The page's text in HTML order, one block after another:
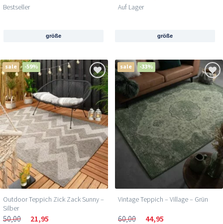
Bestseller
größe
Auf Lager
größe
sale -59%
Outdoor Teppich Zick Zack Sunny –
Silber
50,00 21,95
sale -33%
Vintage Teppich – Village – Grün
60,00 44,95